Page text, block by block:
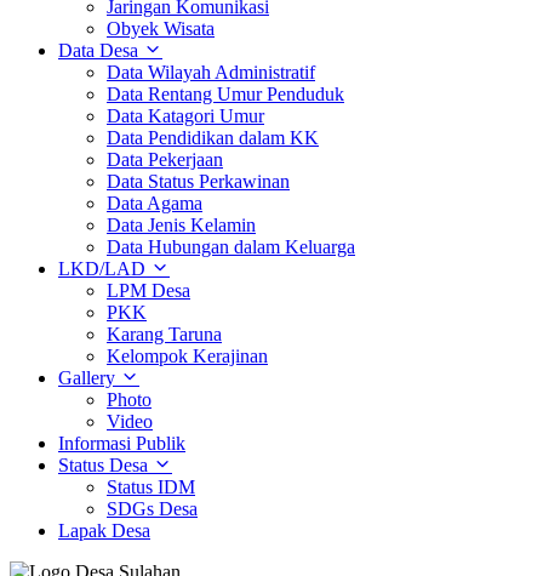
Jaringan Komunikasi
Obyek Wisata
Data Desa
Data Wilayah Administratif
Data Rentang Umur Penduduk
Data Katagori Umur
Data Pendidikan dalam KK
Data Pekerjaan
Data Status Perkawinan
Data Agama
Data Jenis Kelamin
Data Hubungan dalam Keluarga
LKD/LAD
LPM Desa
PKK
Karang Taruna
Kelompok Kerajinan
Gallery
Photo
Video
Informasi Publik
Status Desa
Status IDM
SDGs Desa
Lapak Desa